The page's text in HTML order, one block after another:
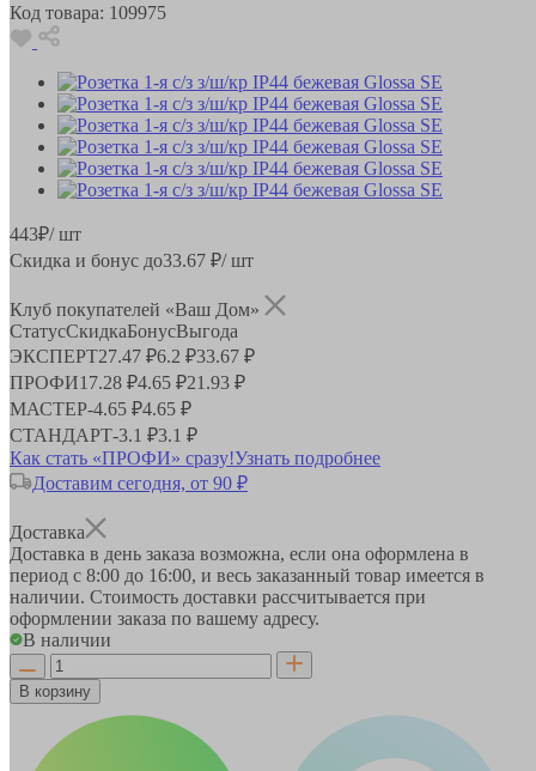
Код товара: 109975
443₽/ шт
Скидка и бонус до33.67 ₽/ шт
Клуб покупателей «Ваш Дом»
СтатусСкидкаБонусВыгода
ЭКСПЕРТ27.47 ₽6.2 ₽33.67 ₽
ПРОФИ17.28 ₽4.65 ₽21.93 ₽
МАСТЕР-4.65 ₽4.65 ₽
СТАНДАРТ-3.1 ₽3.1 ₽
Как стать «ПРОФИ» сразу!Узнать подробнее
Доставим сегодня, от 90 ₽
Доставка
Доставка в день заказа возможна, если она оформлена в
период с 8:00 до 16:00, и весь заказанный товар имеется в
наличии. Стоимость доставки рассчитывается при
оформлении заказа по вашему адресу.
В наличии
В корзину